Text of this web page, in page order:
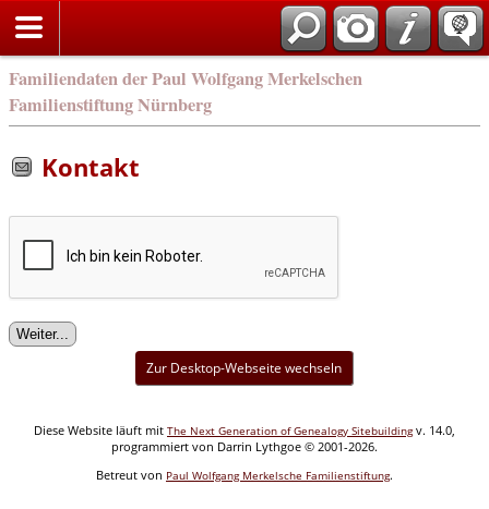
Familiendaten der Paul Wolfgang Merkelschen
Familienstiftung Nürnberg
Kontakt
Zur Desktop-Webseite wechseln
Diese Website läuft mit The Next Generation of Genealogy Sitebuildingv. 14.0,
programmiert von Darrin Lythgoe © 2001-2026.
Betreut von Paul Wolfgang Merkelsche Familienstiftung.